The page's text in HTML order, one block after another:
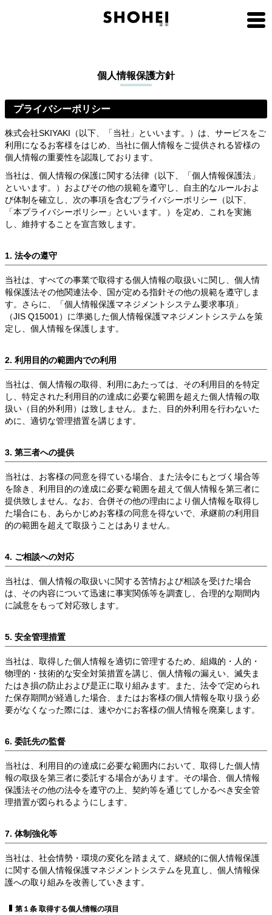
個人情報保護方針
プライバシーポリシー
株式会社SKIYAKI（以下、「当社」といいます。）は、サービスをご
利用になるお客様をはじめ、当社に個人情報をご提供される皆様の
個人情報の重要性を認識しております。
当社は、個人情報の保護に関する法律（以下、「個人情報保護法」
といいます。）およびその他の規範を遵守し、自主的なルールおよ
び体制を確立し、次の事項を含むプライバシーポリシー（以下、
「本プライバシーポリシー」といいます。）を定め、これを実施
し、維持することを宣言致します。
1. 法令の遵守
当社は、すべての事業で取得する個人情報の取扱いに関し、個人情
報保護法その他関連法令、国が定める指針その他の規範を遵守しま
す。さらに、「個人情報保護マネジメントシステム要求事項」
（JIS Q15001）に準拠した個人情報保護マネジメントシステムを策
定し、個人情報を保護します。
2. 利用目的の範囲内での利用
当社は、個人情報の取得、利用にあたっては、その利用目的を特定
し、特定された利用目的の達成に必要な範囲を超えた個人情報の取
扱い（目的外利用）は致しません。また、目的外利用を行わないた
めに、適切な管理措置を講じます。
3. 第三者への提供
当社は、お客様の同意を得ている場合、また法令にもとづく場合等
を除き、利用目的の達成に必要な範囲を超えて個人情報を第三者に
提供致しません。なお、合併その他の理由により個人情報を取得し
た場合にも、あらかじめお客様の同意を得ないで、承継前の利用目
的の範囲を超えて取扱うことはありません。
4. ご相談への対応
当社は、個人情報の取扱いに関する苦情および相談を受けた場合
は、その内容について迅速に事実関係等を調査し、合理的な期間内
に誠意をもって対応致します。
5. 安全管理措置
当社は、取得した個人情報を適切に管理するため、組織的・人的・
物理的・技術的な安全対策措置を講じ、個人情報の漏えい、滅失ま
たはき損の防止および是正に取り組みます。また、法令で定められ
た保存期間が経過した場合、またはお客様の個人情報を取り扱う必
要がなくなった際には、速やかにお客様の個人情報を廃棄します。
6. 委託先の監督
当社は、利用目的の達成に必要な範囲内において、取得した個人情
報の取扱を第三者に委託する場合があります。その場合、個人情報
保護法その他の法令を遵守の上、契約等を通じてしかるべき安全管
理措置が図られるようにします。
7. 体制強化等
当社は、社会情勢・環境の変化を踏まえて、継続的に個人情報保護
に関する個人情報保護マネジメントシステムを見直し、個人情報保
護への取り組みを改善していきます。
第１条 取得する個人情報の項目